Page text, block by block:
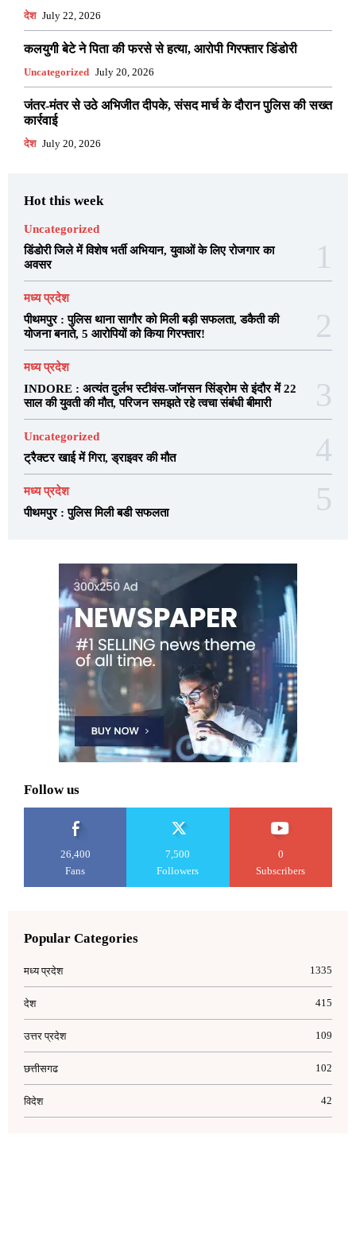
देश July 22, 2026
कलयुगी बेटे ने पिता की फरसे से हत्या, आरोपी गिरफ्तार डिंडोरी
Uncategorized July 20, 2026
जंतर-मंतर से उठे अभिजीत दीपके, संसद मार्च के दौरान पुलिस की सख्त
कार्रवाई
देश July 20, 2026
Hot this week
Uncategorized
डिंडोरी जिले में विशेष भर्ती अभियान, युवाओं के लिए रोजगार का
अवसर
मध्य प्रदेश
पीथमपुर : पुलिस थाना सागौर को मिली बड़ी सफलता, डकैती की
योजना बनाते, 5 आरोपियों को किया गिरफ्तार!
मध्य प्रदेश
INDORE : अत्यंत दुर्लभ स्टीवंस-जॉनसन सिंड्रोम से इंदौर में 22
साल की युवती की मौत, परिजन समझते रहे त्वचा संबंधी बीमारी
Uncategorized
ट्रैक्टर खाई में गिरा, ड्राइवर की मौत
मध्य प्रदेश
पीथमपुर : पुलिस मिली बडी सफलता
Follow us
26,400
Fans
7,500
Followers
0
Subscribers
Popular Categories
मध्य प्रदेश 1335
देश 415
उत्तर प्रदेश 109
छत्तीसगढ 102
विदेश 42